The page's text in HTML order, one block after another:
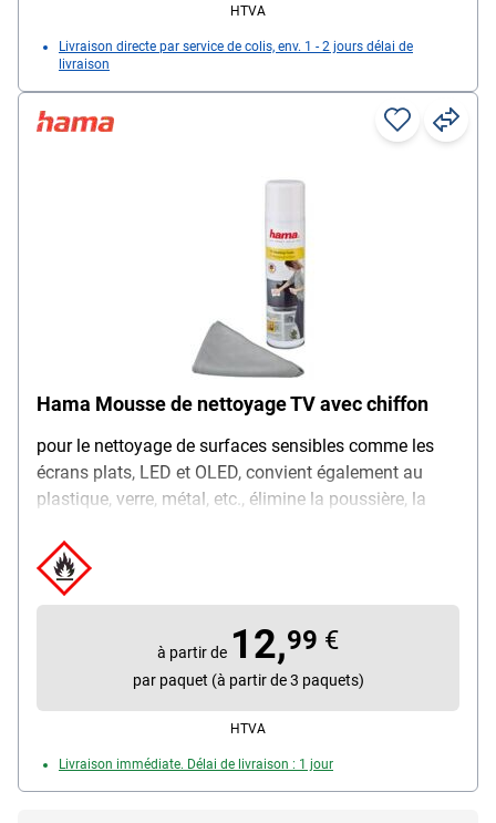
HTVA
Livraison directe par service de colis, env. 1 - 2 jours délai de
livraison
Hama Mousse de nettoyage TV avec chiffon
pour le nettoyage de surfaces sensibles comme les
écrans plats, LED et OLED, convient également au
plastique, verre, métal, etc., élimine la poussière, la
chiffon microfibres de qualité, ne peluche pas,
absorbant et lavable, dimensions : 40 x 40 cm,
contenu : 400 ml
à partir de 12,99 €
par paquet (à partir de 3 paquets)
HTVA
Livraison immédiate. Délai de livraison : 1 jour